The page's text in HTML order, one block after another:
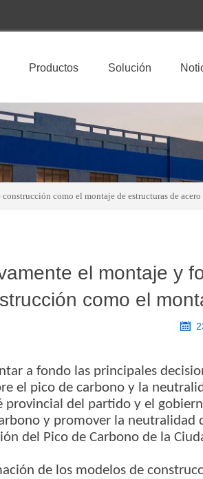
Productos Solución
como el montaje de estructuras de acero
el montaje y
como el

a fondo las principales
el pico de carbono y la
del partido y el
y promover la
del Pico de Carbono de la
de los modelos de